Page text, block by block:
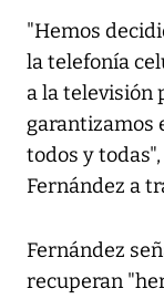
"Hemos
la telefonía
a la televisión
garantizamos
todos y
Fernández a
Fernández
recuperan